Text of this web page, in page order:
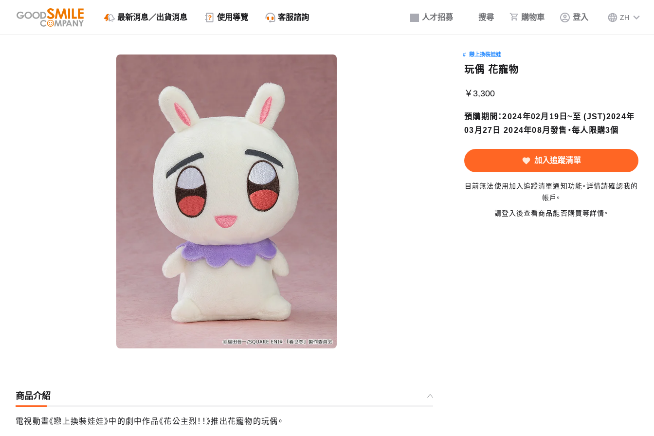
人才招募 搜尋 購物車 登入 ZH
最新消息／出貨消息 使用導覽 客服諮詢
戀上換裝娃娃
玩偶 花寵物
￥3,300
預購期間：2024年02月19日~至 (JST)2024年
03月27日 2024年08月發售・每人限購3個
加入追蹤清單
目前無法使用加入追蹤清單通知功能。詳情請確認我的
帳戶。
請登入後查看商品能否購買等詳情。
商品介紹
電視動畫《戀上換裝娃娃》中的劇中作品《花公主烈！！》推出花寵物的玩偶。